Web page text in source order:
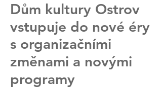
Dům kultury Ostrov
vstupuje do nové éry
s organizačními
změnami a novými
programy